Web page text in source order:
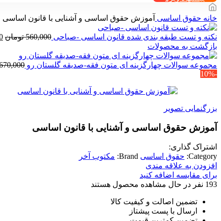
خانه حقوق اساسی آموزش حقوق اساسی و آشنایی با قانون اساسی
نکته و تست طبقه بندی شده قانون اساسی -صباحی 560,000 تومان
بازگشت به محصولات
مجموعه سوالات چهارگزینه ای متون فقه-صدیقه گلستان رو
-10%
بزرگنمایی تصویر
آموزش حقوق اساسی و آشنایی با قانون اساسی
اشتراک گذاری:
Category: حقوق اساسی Brand: مکتوب آخر
افزودن به علاقه مندی
برای مقایسه اضافه کنید
193 نفر در حال مشاهده محصول هستند
تضمین اصالت و کیفیت کالا
ارسال با پست پیشتاز